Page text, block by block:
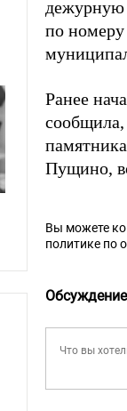
дежурную
по
Ранее
Пущино,
Вы можете
политике по